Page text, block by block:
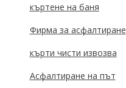
къртене на баня
Фирма за асфалтиране
кърти чисти извозва
Асфалтиране на път